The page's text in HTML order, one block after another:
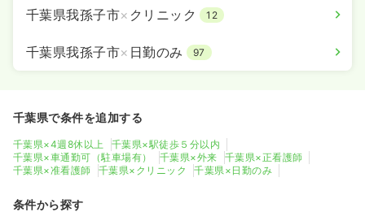
千葉県我孫子市× クリニック 12
千葉県我孫子市× 日勤のみ 97
千葉県で条件を追加する
千葉県×4週8休以上
千葉県×駅徒歩５分以内
千葉県×車通勤可（駐車場有）
千葉県×外来
千葉県×正看護師
千葉県×准看護師
千葉県×クリニック 千葉県×日勤のみ
条件から探す